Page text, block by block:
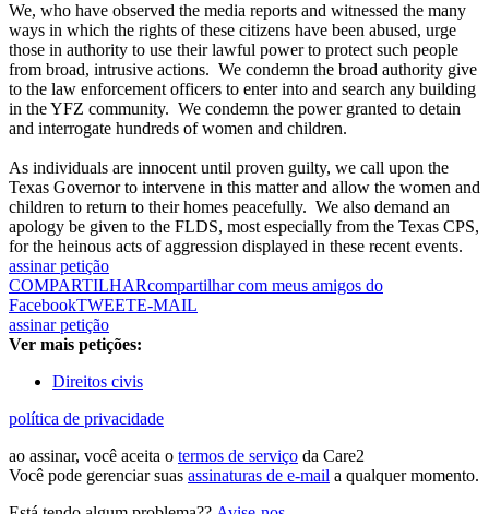
We, who have observed the media reports and witnessed the many
ways in which the rights of these citizens have been abused, urge
those in authority to use their lawful power to protect such people
from broad, intrusive actions. We condemn the broad authority give
to the law enforcement officers to enter into and search any building
in the YFZ community. We condemn the power granted to detain
and interrogate hundreds of women and children.
As individuals are innocent until proven guilty, we call upon the
Texas Governor to intervene in this matter and allow the women and
children to return to their homes peacefully. We also demand an
apology be given to the FLDS, most especially from the Texas CPS,
for the heinous acts of aggression displayed in these recent events.
assinar petição
COMPARTILHARcompartilhar com meus amigos do
FacebookTWEETE-MAIL
assinar petição
Ver mais petições:
Direitos civis
política de privacidade
ao assinar, você aceita o termos de serviço da Care2
Você pode gerenciar suas assinaturas de e-mail a qualquer momento.